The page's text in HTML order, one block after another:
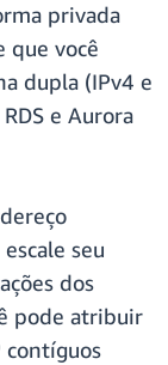
privada
que você
dupla (IPv4 e
e Aurora
seu
dos
pode atribuir
contíguos